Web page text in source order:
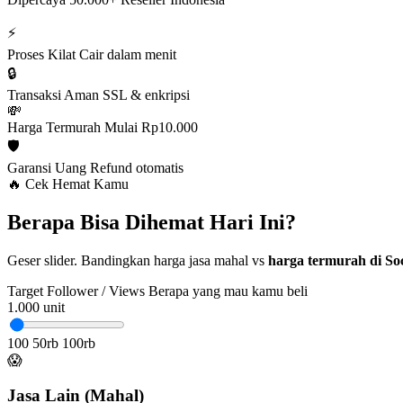
⚡
Proses Kilat Cair dalam menit
🔒
Transaksi Aman SSL & enkripsi
💸
Harga Termurah Mulai Rp10.000
🛡️
Garansi Uang Refund otomatis
🔥 Cek Hemat Kamu
Berapa Bisa Dihemat Hari Ini?
Geser slider. Bandingkan harga jasa mahal vs harga termurah di
Target Follower / Views Berapa yang mau kamu beli
1.000 unit
100 50rb 100rb
😱
Jasa Lain (Mahal)